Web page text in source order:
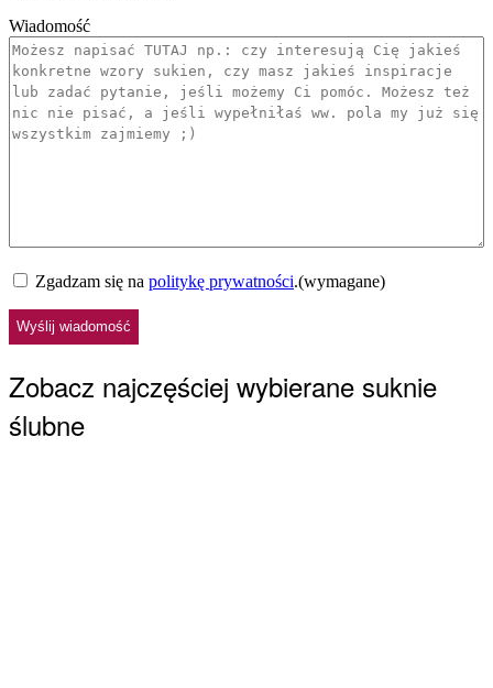
Wiadomość
Zgoda(wymagane)
Zgadzam się na politykę prywatności.(wymagane)
CAPTCHA
Zobacz najczęściej wybierane suknie
ślubne